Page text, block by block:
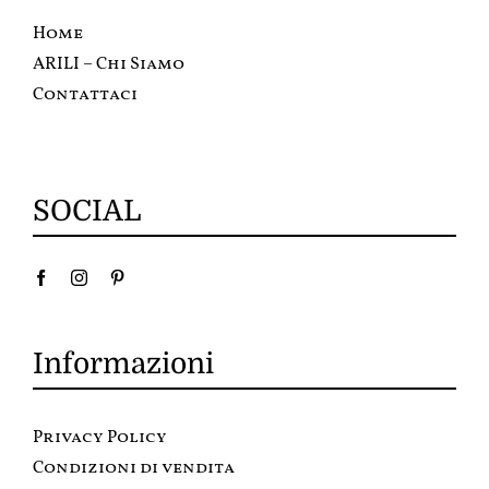
Home
ARILI – Chi Siamo
Contattaci
SOCIAL
Informazioni
Privacy Policy
Condizioni di vendita